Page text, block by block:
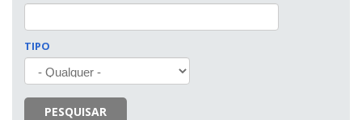
TIPO
PESQUISAR